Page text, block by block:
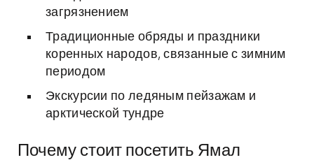
загрязнением
Традиционные обряды и праздники
коренных народов, связанные с зимним
периодом
Экскурсии по ледяным пейзажам и
арктической тундре
Почему стоит посетить Ямал